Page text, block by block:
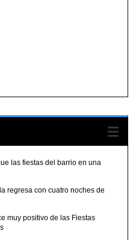
las fiestas del barrio en una
regresa con cuatro noches de
muy positivo de las Fiestas